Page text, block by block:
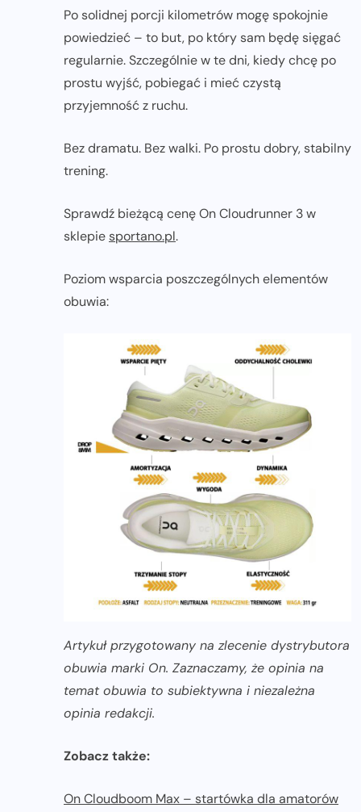
Po solidnej porcji kilometrów mogę spokojnie
powiedzieć – to but, po który sam będę sięgać
regularnie. Szczególnie w te dni, kiedy chcę po
prostu wyjść, pobiegać i mieć czystą
przyjemność z ruchu.
Bez dramatu. Bez walki. Po prostu dobry, stabilny
trening.
Sprawdź bieżącą cenę On Cloudrunner 3 w
sklepiesportano.pl.
Poziom wsparcia poszczególnych elementów
obuwia:
Artykuł przygotowany na zlecenie dystrybutora
obuwia marki On. Zaznaczamy, że opinia na
temat obuwia to subiektywna i niezależna
opinia redakcji.
Zobacz także:
On Cloudboom Max – startówka dla amatorów